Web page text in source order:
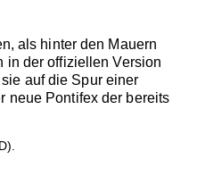
als hinter den Mauern
in der offiziellen Version
auf die Spur einer
neue Pontifex der bereits